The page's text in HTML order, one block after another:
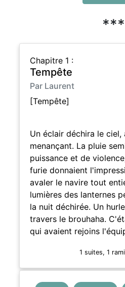
***
Chapitre 1 :
Tempête
Par Laurent
[Tempête]
Un éclair déchira le ciel,
menançant. La pluie
puissance et de
furie donnaient
avaler le navire tout
lumières des lanternes
la nuit déchirée. Un
travers le brouhaha.
qui avaient rejoins
1 suites, 1